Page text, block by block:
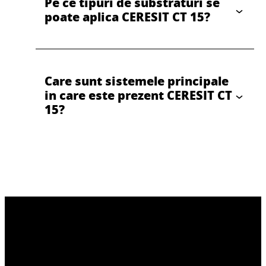
poate aplica CERESIT CT 15?
Care sunt sistemele principale
in care este prezent CERESIT CT
15?